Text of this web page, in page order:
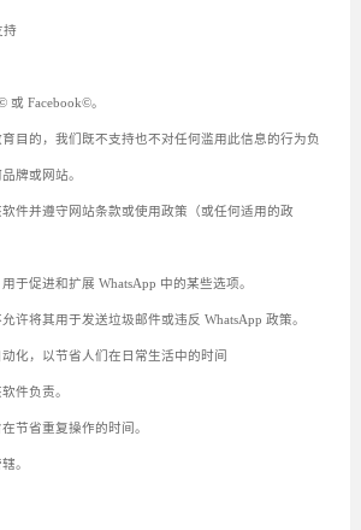
持
或 Facebook©。
目的，我们既不支持也不对任何滥用此信息的行为负
牌或网站。
件并遵守网站条款或使用政策（或任何适用的政
于促进和扩展 WhatsApp 中的某些选项。
许将其用于发送垃圾邮件或违反 WhatsApp 政策。
化，以节省人们在日常生活中的时间
件负责。
节省重复操作的时间。
。